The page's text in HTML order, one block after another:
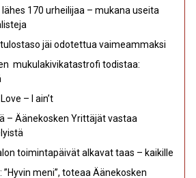
170 urheilijaa – mukana useita
jäi odotettua vaimeammaksi
mukulakivikatastrofi todistaa:
– I ain’t
– Äänekosken Yrittäjät vastaa
toimintapäivät alkavat taas – kaikille
meni”, toteaa Äänekosken